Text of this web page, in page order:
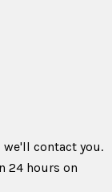
contact you.
24 hours on